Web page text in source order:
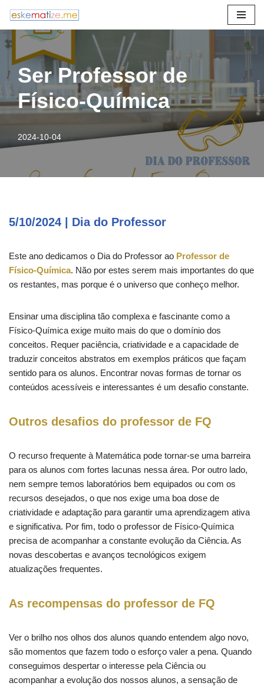
Avançar
para
conteúdo
Ser Professor de
Físico-Química
2024-10-04
5/10/2024 | Dia do Professor
Este ano dedicamos o Dia do Professor ao Professor de
Físico-Química. Não por estes serem mais importantes do que
os restantes, mas porque é o universo que conheço melhor.
Ensinar uma disciplina tão complexa e fascinante como a
Físico-Química exige muito mais do que o domínio dos
conceitos. Requer paciência, criatividade e a capacidade de
traduzir conceitos abstratos em exemplos práticos que façam
sentido para os alunos. Encontrar novas formas de tornar os
conteúdos acessíveis e interessantes é um desafio constante.
Outros desafios do professor de FQ
O recurso frequente à Matemática pode tornar-se uma barreira
para os alunos com fortes lacunas nessa área. Por outro lado,
nem sempre temos laboratórios bem equipados ou com os
recursos desejados, o que nos exige uma boa dose de
criatividade e adaptação para garantir uma aprendizagem ativa
e significativa. Por fim, todo o professor de Físico-Química
precisa de acompanhar a constante evolução da Ciência. As
novas descobertas e avanços tecnológicos exigem
atualizações frequentes.
As recompensas do professor de FQ
Ver o brilho nos olhos dos alunos quando entendem algo novo,
são momentos que fazem todo o esforço valer a pena. Quando
conseguimos despertar o interesse pela Ciência ou
acompanhar a evolução dos nossos alunos, a sensação de